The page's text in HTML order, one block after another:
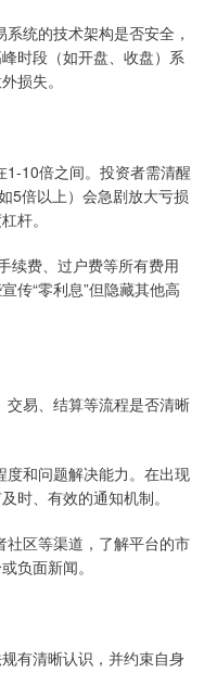
统的技术架构是否安全，
时段（如开盘、收盘）系
损失。
1-10倍之间。投资者需清醒
5倍以上）会急剧放大亏损
杆。
续费、过户费等所有费用
传“零利息”但隐藏其他高
交易、结算等流程是否清晰
度和问题解决能力。在出现
时、有效的通知机制。
社区等渠道，了解平台的市
负面新闻。
有清晰认识，并约束自身